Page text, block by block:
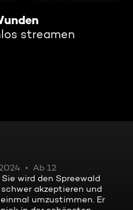
streamen
Ab 12
wird den Spreewald
akzeptieren und
umzustimmen. Er